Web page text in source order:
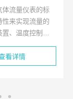
体流量仪表的标
来实现流量的
、温度控制装
定、准确的气体
看详情